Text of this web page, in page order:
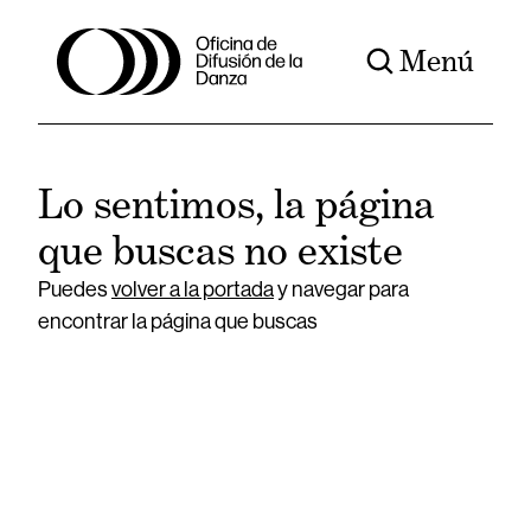
Menú
Lo sentimos, la página
que buscas no existe
Puedesvolver a la portaday navegar para
encontrar la página que buscas